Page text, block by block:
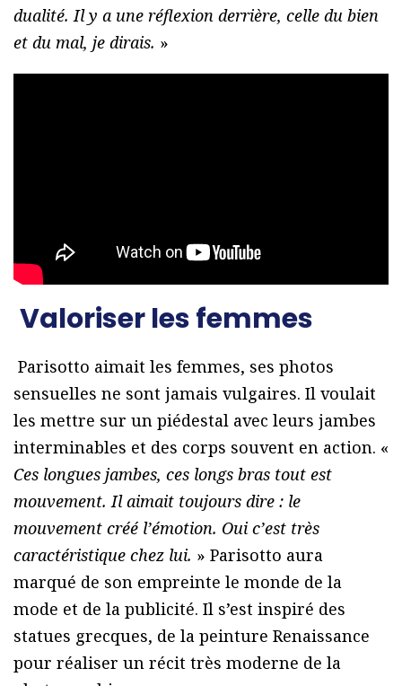
dualité. Il y a une réflexion derrière, celle du bien
et du mal, je dirais. »
Valoriser les femmes
Parisotto aimait les femmes, ses photos
sensuelles ne sont jamais vulgaires. Il voulait
les mettre sur un piédestal avec leurs jambes
interminables et des corps souvent en action. «
Ces longues jambes, ces longs bras tout est
mouvement. Il aimait toujours dire : le
mouvement créé l’émotion. Oui c’est très
caractéristique chez lui. » Parisotto aura
marqué de son empreinte le monde de la
mode et de la publicité. Il s’est inspiré des
statues grecques, de la peinture Renaissance
pour réaliser un récit très moderne de la